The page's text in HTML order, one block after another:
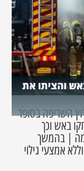
והציתו את
השריפה בסופר
באש וכך
| בהמשך
אמצעי גילוי